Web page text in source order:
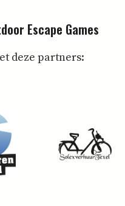
Escape Games
deze partners: